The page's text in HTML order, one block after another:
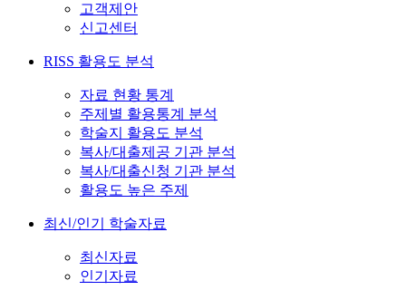
고객제안
신고센터
RISS 활용도 분석
자료 현황 통계
주제별 활용통계 분석
학술지 활용도 분석
복사/대출제공 기관 분석
복사/대출신청 기관 분석
활용도 높은 주제
최신/인기 학술자료
최신자료
인기자료